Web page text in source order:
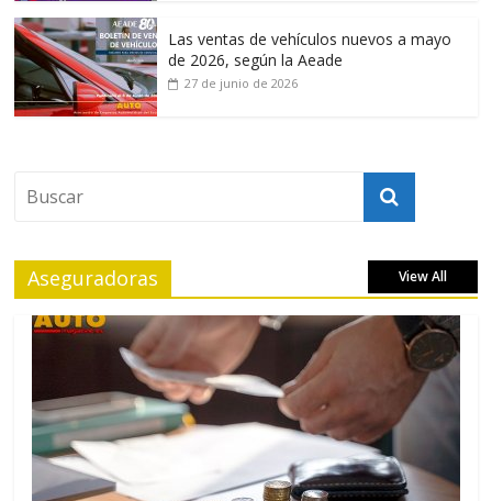
Las ventas de vehículos nuevos a mayo
de 2026, según la Aeade
27 de junio de 2026
Aseguradoras View All